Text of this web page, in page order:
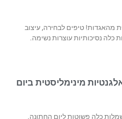
מהאגדות! טיפים לבחירה, עיצוב
נסיכותיות עוצרות נשימה.
מינימליסטית ביום
כלה פשוטות ליום החתונה.